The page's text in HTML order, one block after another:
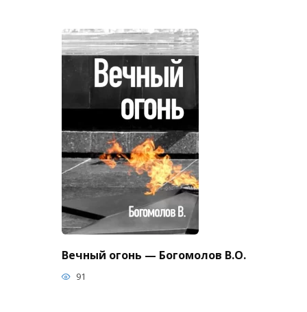
Вечный огонь — Богомолов В.О.
91